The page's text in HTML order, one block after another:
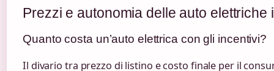
Prezzi e autonomia delle auto elettriche
Quanto costa un’auto elettrica con gli incentivi?
Il divario tra prezzo di listino e costo finale per il